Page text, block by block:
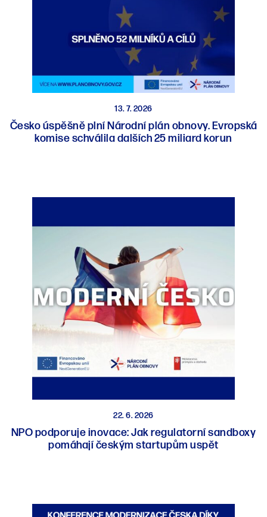
13. 7. 2026
Česko úspěšně plní Národní plán obnovy. Evropská
komise schválila dalších 25 miliard korun
22. 6. 2026
NPO podporuje inovace: Jak regulatorní sandboxy
pomáhají českým startupům uspět